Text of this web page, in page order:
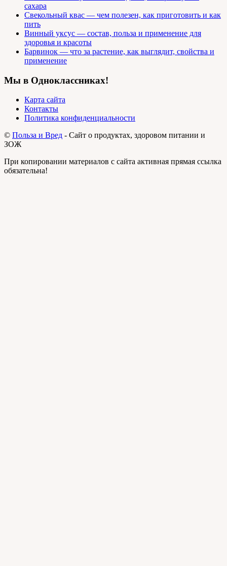
сахара
Свекольный квас — чем полезен, как приготовить и как
пить
Винный уксус — состав, польза и применение для
здоровья и красоты
Барвинок — что за растение, как выглядит, свойства и
применение
Мы в Одноклассниках!
Карта сайта
Контакты
Политика конфиденциальности
© Польза и Вред - Сайт о продуктах, здоровом питании и
ЗОЖ
При копировании материалов с сайта активная прямая ссылка
обязательна!